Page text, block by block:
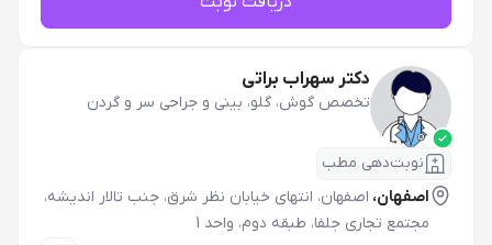
دکتر سهراب براتی
تخصص گوش، گلو، بینی و جراحی سر و گردن
نوبت‌دهی مطب
اصفهان، اصفهان، انتهای خیابان نظر شرق، جنب تالار اندیشه،
مجتمع تجاری جلفا، طبقه دوم، واحد 1